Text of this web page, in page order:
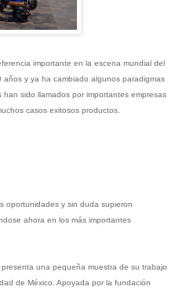
importante en la escena mundial del
y ya ha cambiado algunos paradigmas
sido llamados por importantes empresas
casos exitosos productos.
oportunidades y sin duda supieron
ahora en los más importantes
una pequeña muestra de su trabajo
de México. Apoyada por la fundación